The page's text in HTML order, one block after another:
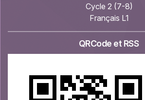
Cycle 2 (7-8)
Français L1
QRCode et RSS